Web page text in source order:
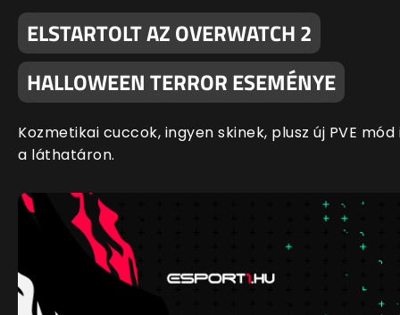
ELSTARTOLT AZ OVERWATCH 2
HALLOWEEN TERROR ESEMÉNYE
Kozmetikai cuccok, ingyen skinek, plusz új PVE mód
a láthatáron.